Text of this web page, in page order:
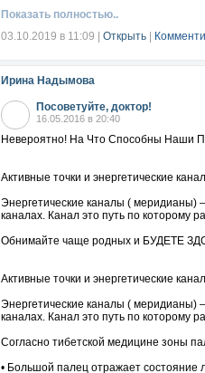
Показать полностью..
03.10.2019 в 11:09
Открыть
Ирина Надымова
Посоветуйте, доктор!
16.05.2016 в 20:40
Невероятно! На Что Способны Наши
Активные точки и энергетические
Энергетические каналы ( меридианы)
каналах. Канал это путь по которому
Обнимайте чаще родных и БУДЕТЕ
Активные точки и энергетические
Энергетические каналы ( меридианы)
каналах. Канал это путь по которому
Согласно тибетской медицине зоны
• Большой палец отражает состояние